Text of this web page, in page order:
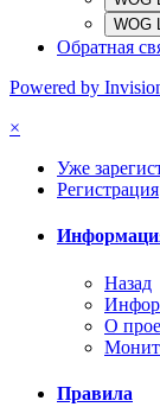
WOG
Обратная
Powered by
×
Уже
Регистрация
Назад
О
Правила